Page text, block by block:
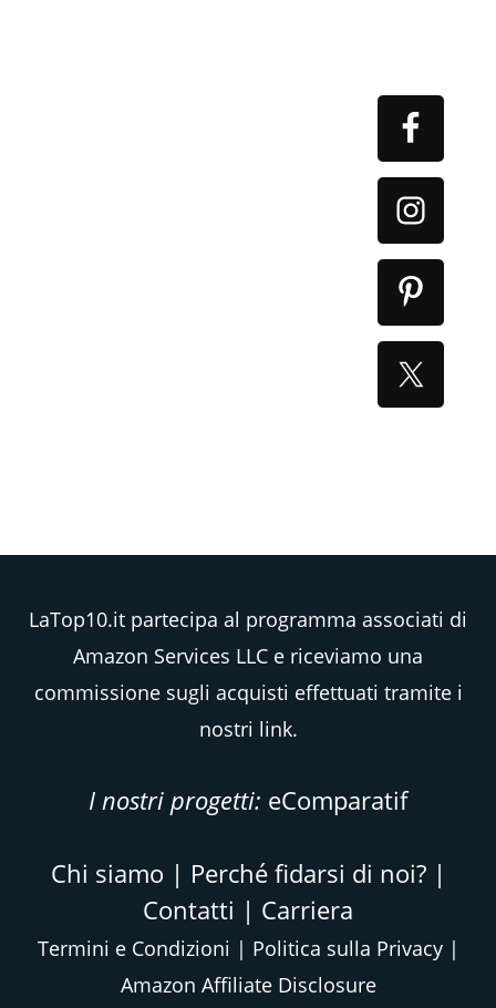
Primary
Sidebar
LaTop10.it partecipa al programma associati di
Amazon Services LLC e riceviamo una
commissione sugli acquisti effettuati tramite i
nostri link.
I nostri progetti: eComparatif
Chi siamo | Perché fidarsi di noi?|
Contatti | Carriera
Termini e Condizioni | Politica sulla Privacy|
Amazon Affiliate Disclosure